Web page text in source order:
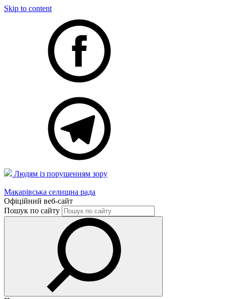
Skip to content
Людям із порушенням зору
Макарівська селищна рада
Офіційний веб-сайт
Пошук по сайту